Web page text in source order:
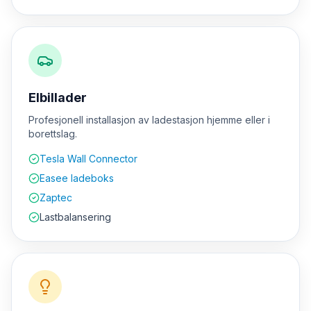
Elbillader
Profesjonell installasjon av ladestasjon hjemme eller i
borettslag.
Tesla Wall Connector
Easee ladeboks
Zaptec
Lastbalansering